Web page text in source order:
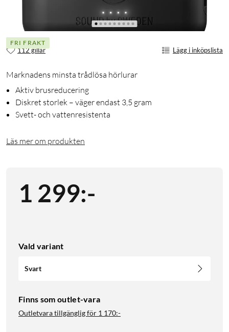
FRI FRAKT
112 gillar Lägg i inköpslista
Marknadens minsta trådlösa hörlurar
Aktiv brusreducering
Diskret storlek – väger endast 3,5 gram
Svett- och vattenresistenta
Läs mer om produkten
1 299:-
Vald variant
Svart
Finns som outlet-vara
Outletvara tillgänglig för 1 170:-